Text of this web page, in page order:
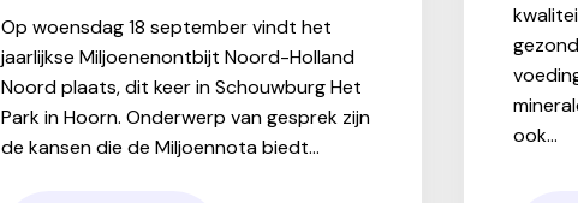
Op woensdag 18 september vindt het
jaarlijkse Miljoenenontbijt Noord-Holland
Noord plaats, dit keer in Schouwburg Het
Park in Hoorn. Onderwerp van gesprek zijn
de kansen die de Miljoennota biedt...
ook...